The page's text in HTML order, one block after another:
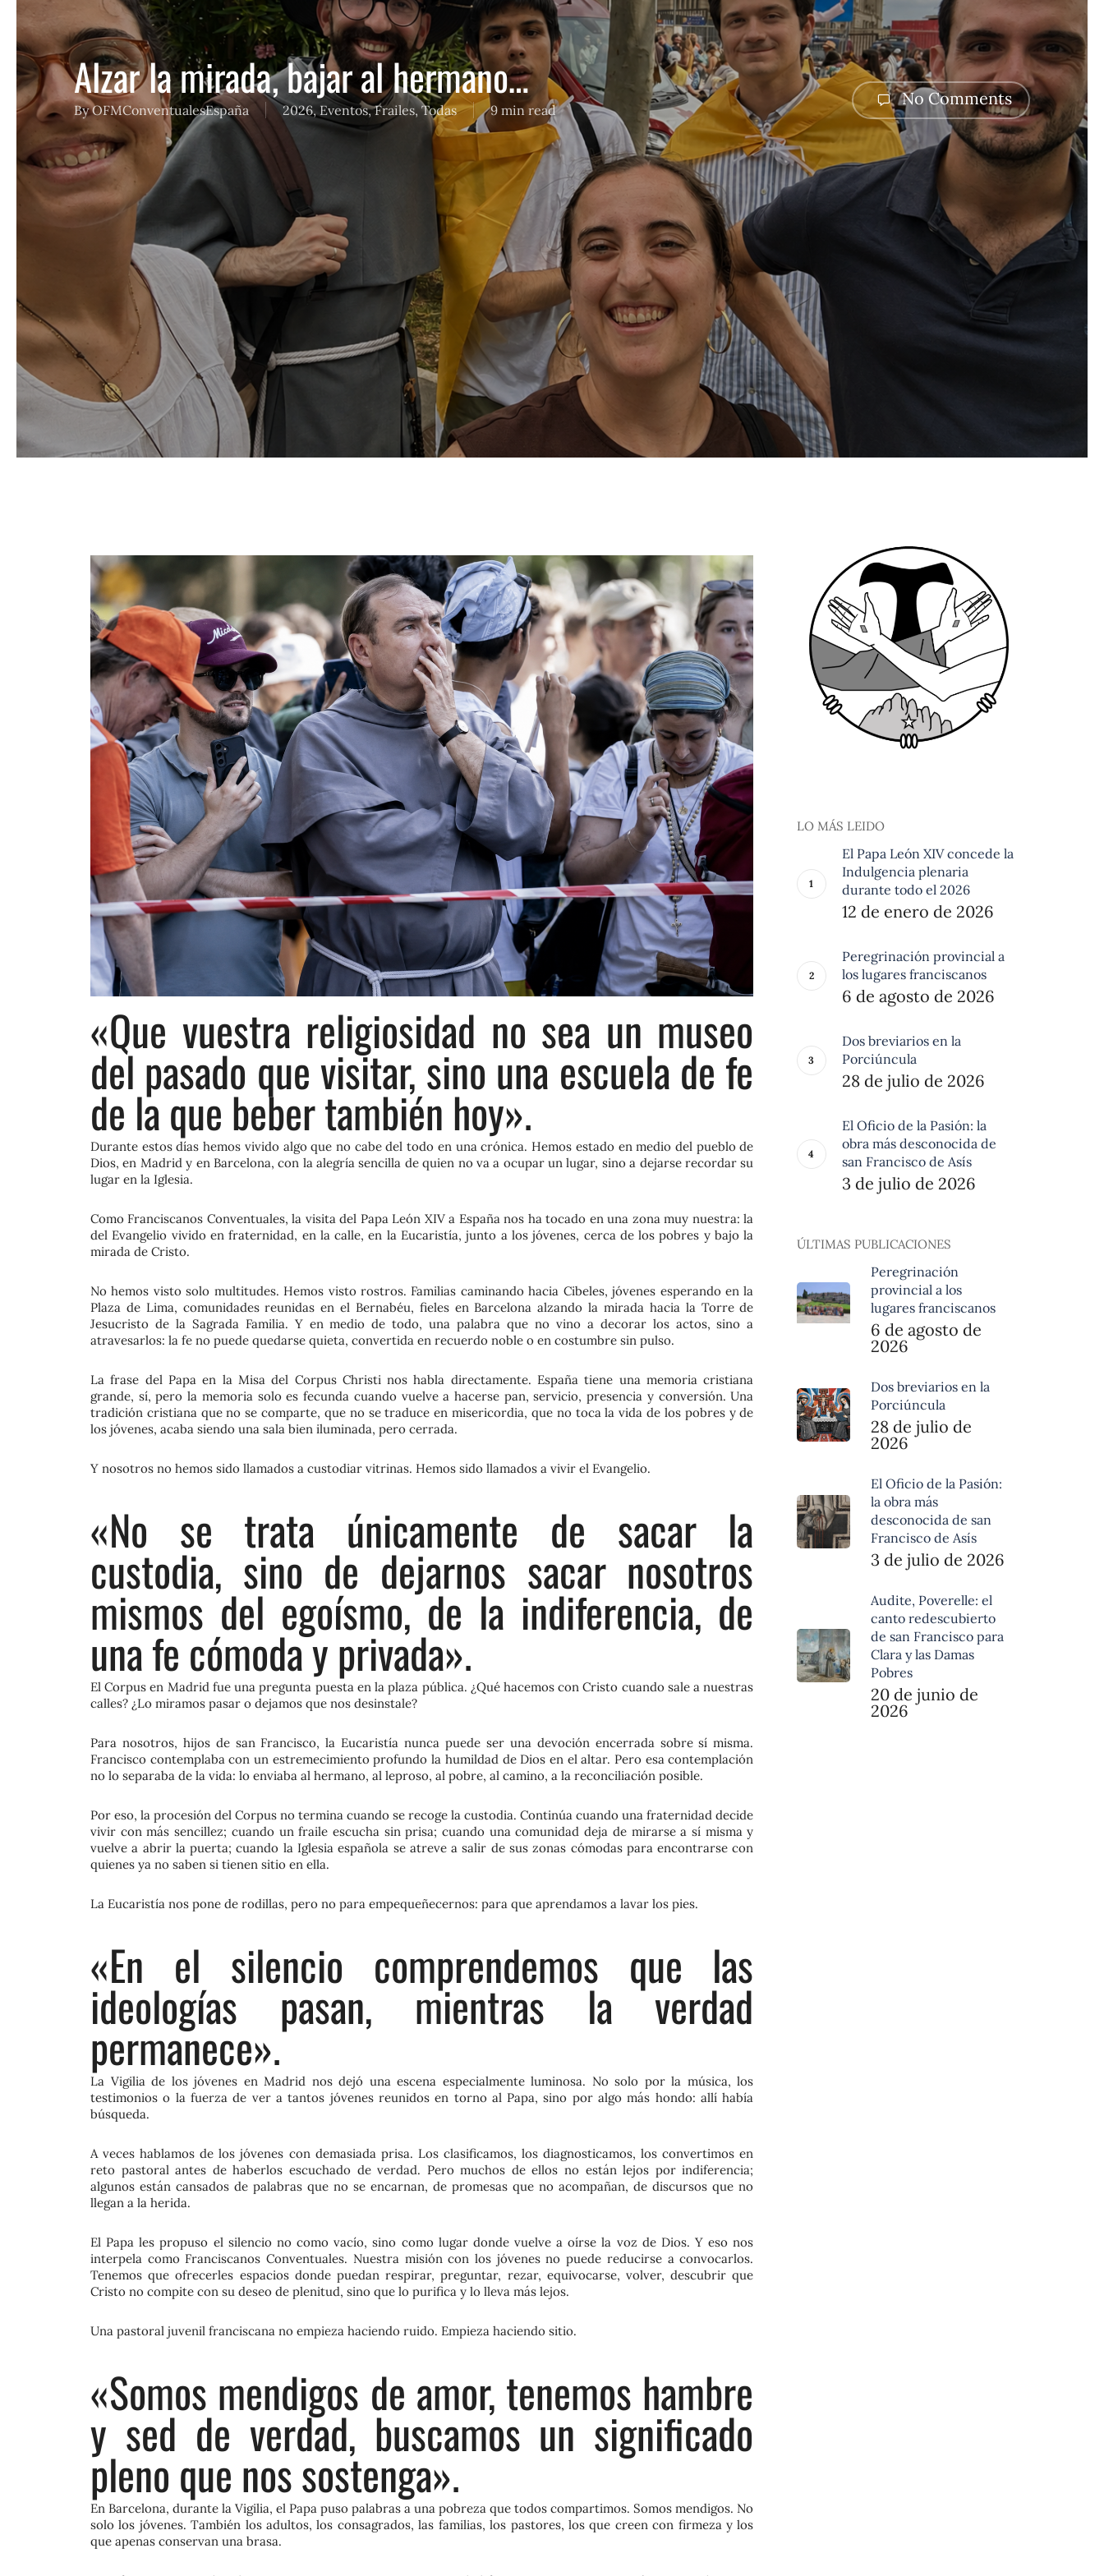
Alzar la mirada, bajar al hermano…
By OFMConventualesEspaña 2026, Eventos,Frailes,Todas 9 min read
No Comments
«Que vuestra religiosidad no sea un museo
del pasado que visitar, sino una escuela de fe
de la que beber también hoy».
Durante estos días hemos vivido algo que no cabe del todo en una crónica. Hemos estado en medio del pueblo de
Dios, en Madrid y en Barcelona, con la alegría sencilla de quien no va a ocupar un lugar, sino a dejarse recordar su
lugar en la Iglesia.
Como Franciscanos Conventuales, la visita del Papa León XIV a España nos ha tocado en una zona muy nuestra: la
del Evangelio vivido en fraternidad, en la calle, en la Eucaristía, junto a los jóvenes, cerca de los pobres y bajo la
mirada de Cristo.
No hemos visto solo multitudes. Hemos visto rostros. Familias caminando hacia Cibeles, jóvenes esperando en la
Plaza de Lima, comunidades reunidas en el Bernabéu, fieles en Barcelona alzando la mirada hacia la Torre de
Jesucristo de la Sagrada Familia. Y en medio de todo, una palabra que no vino a decorar los actos, sino a
atravesarlos: la fe no puede quedarse quieta, convertida en recuerdo noble o en costumbre sin pulso.
La frase del Papa en la Misa del Corpus Christi nos habla directamente. España tiene una memoria cristiana
grande, sí, pero la memoria solo es fecunda cuando vuelve a hacerse pan, servicio, presencia y conversión. Una
tradición cristiana que no se comparte, que no se traduce en misericordia, que no toca la vida de los pobres y de
los jóvenes, acaba siendo una sala bien iluminada, pero cerrada.
Y nosotros no hemos sido llamados a custodiar vitrinas. Hemos sido llamados a vivir el Evangelio.
«No se trata únicamente de sacar la
custodia, sino de dejarnos sacar nosotros
mismos del egoísmo, de la indiferencia, de
una fe cómoda y privada».
El Corpus en Madrid fue una pregunta puesta en la plaza pública. ¿Qué hacemos con Cristo cuando sale a nuestras
calles? ¿Lo miramos pasar o dejamos que nos desinstale?
Para nosotros, hijos de san Francisco, la Eucaristía nunca puede ser una devoción encerrada sobre sí misma.
Francisco contemplaba con un estremecimiento profundo la humildad de Dios en el altar. Pero esa contemplación
no lo separaba de la vida: lo enviaba al hermano, al leproso, al pobre, al camino, a la reconciliación posible.
Por eso, la procesión del Corpus no termina cuando se recoge la custodia. Continúa cuando una fraternidad decide
vivir con más sencillez; cuando un fraile escucha sin prisa; cuando una comunidad deja de mirarse a sí misma y
vuelve a abrir la puerta; cuando la Iglesia española se atreve a salir de sus zonas cómodas para encontrarse con
quienes ya no saben si tienen sitio en ella.
La Eucaristía nos pone de rodillas, pero no para empequeñecernos: para que aprendamos a lavar los pies.
«En el silencio comprendemos que las
ideologías pasan, mientras la verdad
permanece».
La Vigilia de los jóvenes en Madrid nos dejó una escena especialmente luminosa. No solo por la música, los
testimonios o la fuerza de ver a tantos jóvenes reunidos en torno al Papa, sino por algo más hondo: allí había
búsqueda.
A veces hablamos de los jóvenes con demasiada prisa. Los clasificamos, los diagnosticamos, los convertimos en
reto pastoral antes de haberlos escuchado de verdad. Pero muchos de ellos no están lejos por indiferencia;
algunos están cansados de palabras que no se encarnan, de promesas que no acompañan, de discursos que no
llegan a la herida.
El Papa les propuso el silencio no como vacío, sino como lugar donde vuelve a oírse la voz de Dios. Y eso nos
interpela como Franciscanos Conventuales. Nuestra misión con los jóvenes no puede reducirse a convocarlos.
Tenemos que ofrecerles espacios donde puedan respirar, preguntar, rezar, equivocarse, volver, descubrir que
Cristo no compite con su deseo de plenitud, sino que lo purifica y lo lleva más lejos.
Una pastoral juvenil franciscana no empieza haciendo ruido. Empieza haciendo sitio.
«Somos mendigos de amor, tenemos hambre
y sed de verdad, buscamos un significado
pleno que nos sostenga».
En Barcelona, durante la Vigilia, el Papa puso palabras a una pobreza que todos compartimos. Somos mendigos. No
solo los jóvenes. También los adultos, los consagrados, las familias, los pastores, los que creen con firmeza y los
que apenas conservan una brasa.
LO MÁS LEIDO
El Papa León XIV concede la
Indulgencia plenaria
durante todo el 2026
12 de enero de 2026
Peregrinación provincial a
los lugares franciscanos
6 de agosto de 2026
Dos breviarios en la
Porciúncula
28 de julio de 2026
El Oficio de la Pasión: la
obra más desconocida de
san Francisco de Asís
3 de julio de 2026
ÚLTIMAS PUBLICACIONES
Peregrinación
provincial a los
lugares franciscanos
6 de agosto de
2026
Dos breviarios en la
Porciúncula
28 de julio de
2026
El Oficio de la Pasión:
la obra más
desconocida de san
Francisco de Asís
3 de julio de 2026
Audite, Poverelle: el
canto redescubierto
de san Francisco para
Clara y las Damas
Pobres
20 de junio de
2026